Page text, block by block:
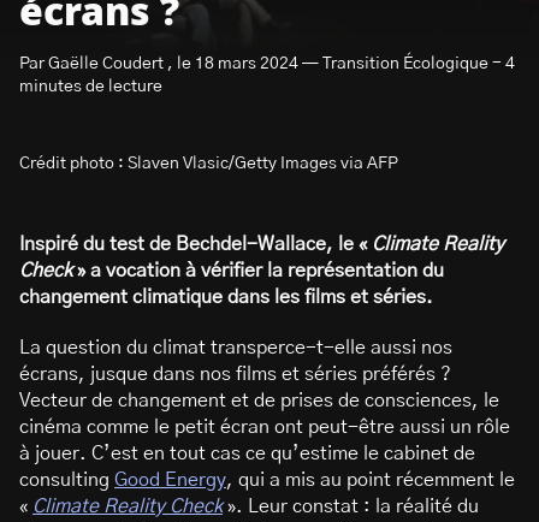
écrans ?
Par Gaëlle Coudert , le 18 mars 2024 — Transition Écologique - 4
minutes de lecture
Crédit photo : Slaven Vlasic/Getty Images via AFP
Inspiré du test de Bechdel-Wallace, le « Climate Reality
Check» a vocation à vérifier la représentation du
changement climatique dans les films et séries.
La question du climat transperce-t-elle aussi nos
écrans, jusque dans nos films et séries préférés ?
Vecteur de changement et de prises de consciences, le
cinéma comme le petit écran ont peut-être aussi un rôle
à jouer. C’est en tout cas ce qu’estime le cabinet de
consulting Good Energy, qui a mis au point récemment le
« Climate Reality Check». Leur constat : la réalité du
S’abonner à la newsletter